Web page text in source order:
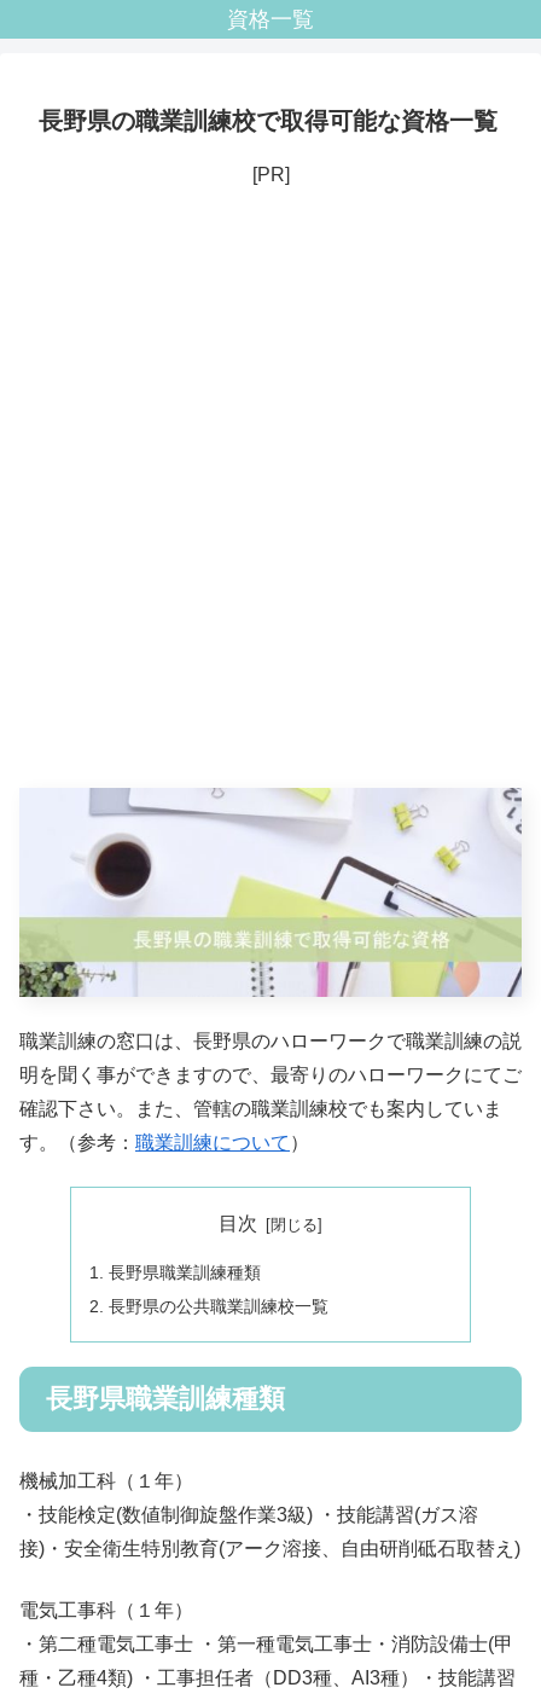
資格一覧
長野県の職業訓練校で取得可能な資格一覧
[PR]
職業訓練の窓口は、長野県のハローワークで職業訓練の説
明を聞く事ができますので、最寄りのハローワークにてご
確認下さい。また、管轄の職業訓練校でも案内していま
す。（参考： 職業訓練について ）
目次
長野県職業訓練種類
長野県の公共職業訓練校一覧
長野県職業訓練種類
機械加工科 （１年）
・技能検定(数値制御旋盤作業3級) ・技能講習(ガス溶
接)・安全衛生特別教育(アーク溶接、自由研削砥石取替え)
電気工事科 （１年）
・第二種電気工事士 ・第一種電気工事士・消防設備士(甲
種・乙種4類) ・工事担任者（DD3種、AI3種）・技能講習